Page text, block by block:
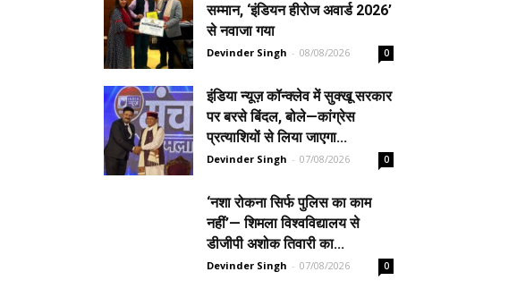
सम्मान, ‘इंडियन हीरोज अवार्ड 2026’
से नवाजा गया
Devinder Singh - 08/08/2026 0
इंडिया न्यूज़ कॉन्क्लेव में सुक्खू सरकार
पर बरसे बिंदल, बोले—कांग्रेस
प्रत्याशियों से लिया जाएगा...
Devinder Singh - 07/08/2026 0
‘नशा रोकना सिर्फ पुलिस का काम
नहीं’— शिमला विश्वविद्यालय से
डीजीपी अशोक तिवारी का...
Devinder Singh - 07/08/2026 0